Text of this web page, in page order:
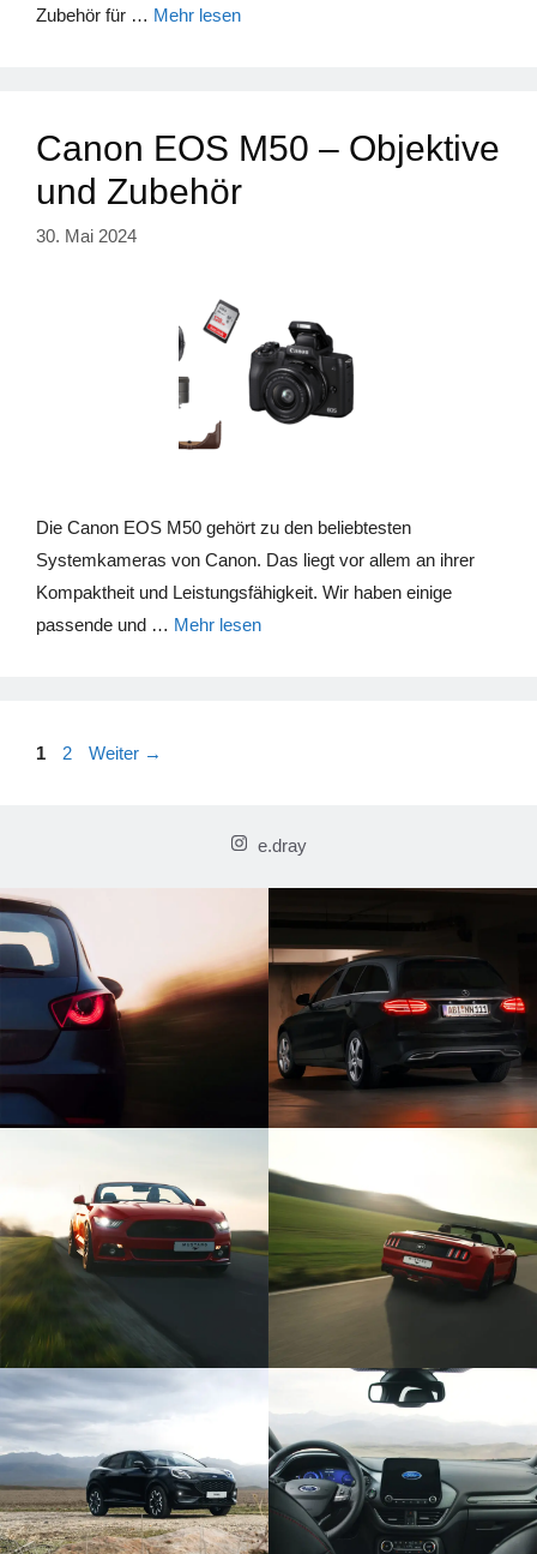
Zubehör für … Mehr lesen
Canon EOS M50 – Objektive
und Zubehör
30. Mai 2024
Die Canon EOS M50 gehört zu den beliebtesten
Systemkameras von Canon. Das liegt vor allem an ihrer
Kompaktheit und Leistungsfähigkeit. Wir haben einige
passende und … Mehr lesen
Seite
1 Seite
2 Weiter →
e.dray